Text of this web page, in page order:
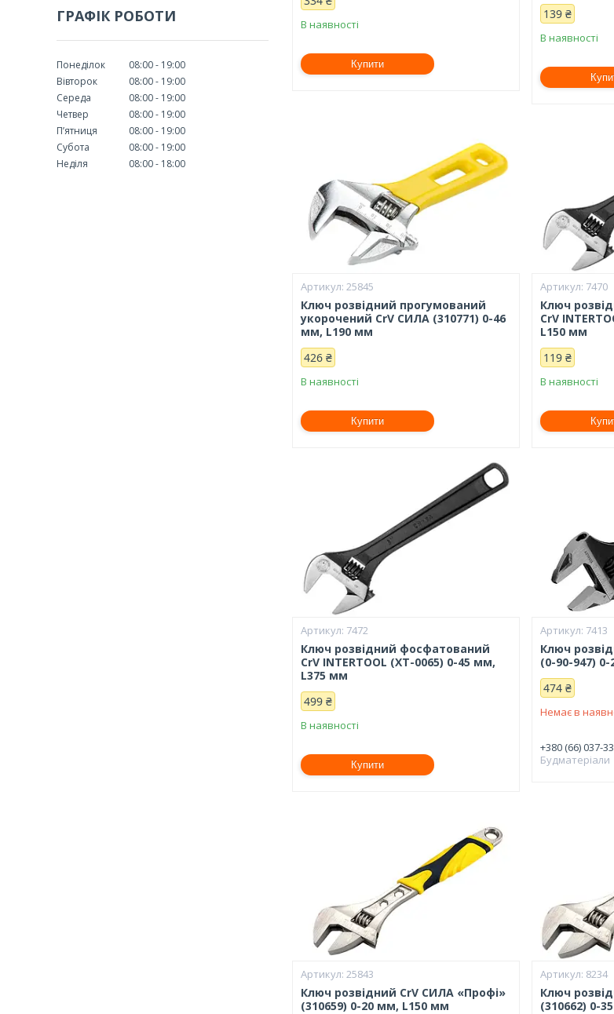
В наявності
Купити
139 ₴
В наявності
25845
Ключ розвідний прогумований
укорочений CrV СИЛА (310771) 0-46
мм, L190 мм
426 ₴
В наявності
Купити
7470
Ключ
CrV
L150 мм
119 ₴
В наявності
7472
Ключ розвідний фосфатований
CrV INTERTOOL (XT-0065) 0-45 мм,
L375 мм
499 ₴
В наявності
Купити
7413
Ключ
(0-90-947)
474 ₴
Немає в
+380 (66) 037-
Будматеріали
25843
Ключ розвідний CrV СИЛА «Профі»
(310659) 0-20 мм, L150 мм
8234
Ключ
(310662) 0-
ГРАФІК РОБОТИ
Понеділок 08:00
19:00
Вівторок
08:00
19:00
Середа
08:00
19:00
Четвер
08:00
19:00
Пʼятниця
08:00
19:00
Субота
08:00
19:00
Неділя
08:00 18:00